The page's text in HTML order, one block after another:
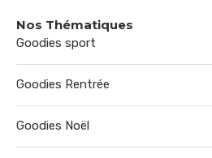
Nos Thématiques
Goodies sport
Goodies Rentrée
Goodies Noël